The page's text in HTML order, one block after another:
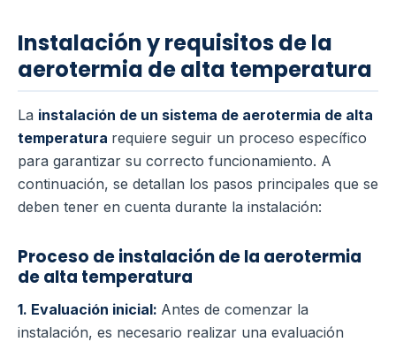
Instalación y requisitos de la
aerotermia de alta temperatura
La instalación de un sistema de aerotermia de alta
temperatura requiere seguir un proceso específico
para garantizar su correcto funcionamiento. A
continuación, se detallan los pasos principales que se
deben tener en cuenta durante la instalación:
Proceso de instalación de la aerotermia
de alta temperatura
1. Evaluación inicial: Antes de comenzar la
instalación, es necesario realizar una evaluación